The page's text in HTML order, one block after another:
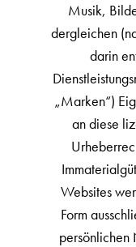
Musik,
dergleichen
darin
„Marken“)
an diese
Websites
Form
persönlichen